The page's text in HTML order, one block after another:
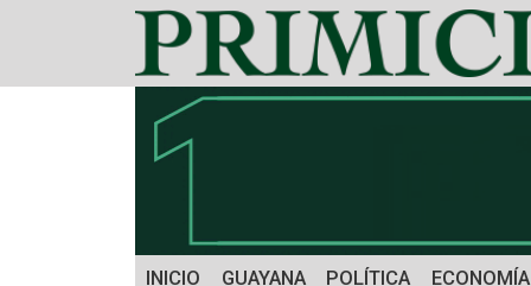
INICIO GUAYANA POLÍTICA ECONOMÍA